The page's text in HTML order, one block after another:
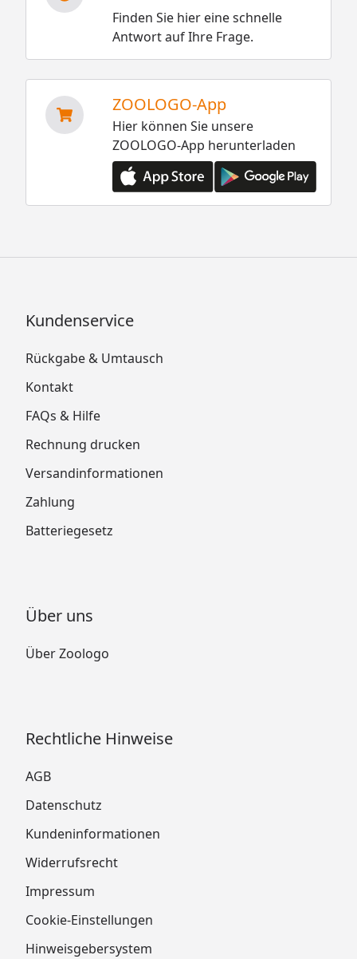
Finden Sie hier eine schnelle
Antwort auf Ihre Frage.
ZOOLOGO-App
Hier können Sie unsere
ZOOLOGO-App herunterladen
Kundenservice
Rückgabe & Umtausch
Kontakt
FAQs & Hilfe
Rechnung drucken
Versandinformationen
Zahlung
Batteriegesetz
Über uns
Über Zoologo
Rechtliche Hinweise
AGB
Datenschutz
Kundeninformationen
Widerrufsrecht
Impressum
Cookie-Einstellungen
Hinweisgebersystem